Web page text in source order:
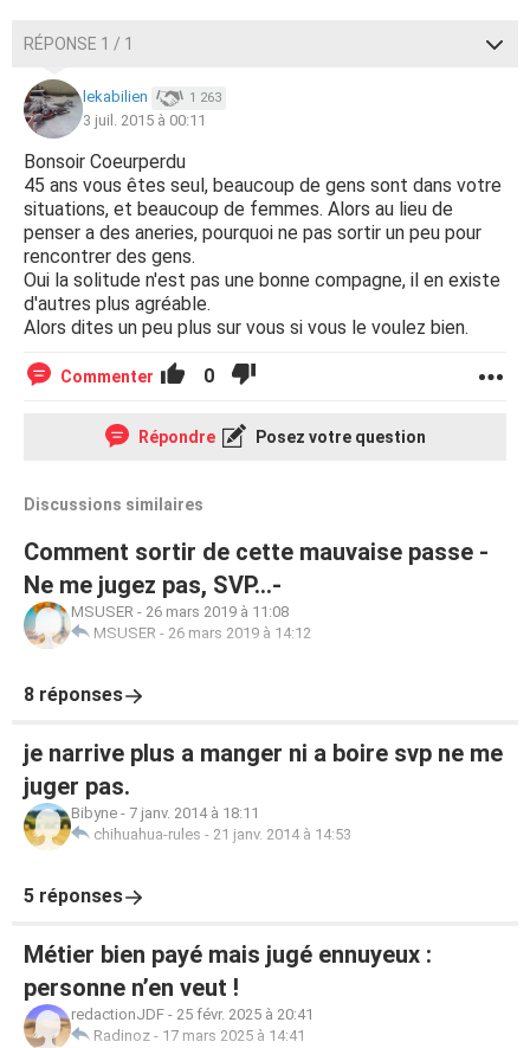
RÉPONSE 1 / 1
lekabilien 1 263
3 juil. 2015 à 00:11
Bonsoir Coeurperdu
45 ans vous êtes seul, beaucoup de gens sont dans votre
situations, et beaucoup de femmes. Alors au lieu de
penser a des aneries, pourquoi ne pas sortir un peu pour
rencontrer des gens.
Oui la solitude n'est pas une bonne compagne, il en existe
d'autres plus agréable.
Alors dites un peu plus sur vous si vous le voulez bien.
Commenter 0
Répondre Posez votre question
Discussions similaires
Comment sortir de cette mauvaise passe -
Ne me jugez pas, SVP...-
MSUSER - 26 mars 2019 à 11:08
MSUSER - 26 mars 2019 à 14:12
8 réponses
je narrive plus a manger ni a boire svp ne me
juger pas.
Bibyne - 7 janv. 2014 à 18:11
chihuahua-rules - 21 janv. 2014 à 14:53
5 réponses
Métier bien payé mais jugé ennuyeux :
personne n’en veut !
redactionJDF - 25 févr. 2025 à 20:41
Radinoz - 17 mars 2025 à 14:41